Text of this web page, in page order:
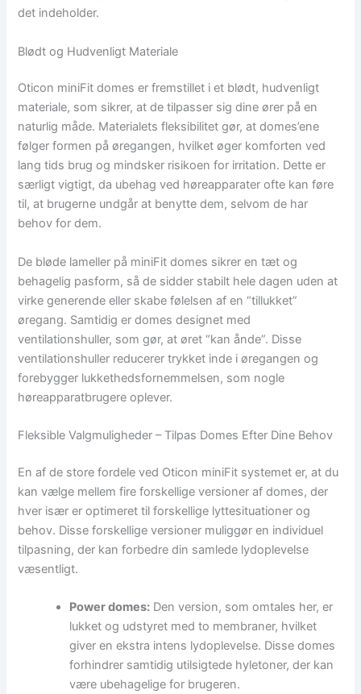
det indeholder.
Blødt og Hudvenligt Materiale
Oticon miniFit domes er fremstillet i et blødt, hudvenligt
materiale, som sikrer, at de tilpasser sig dine ører på en
naturlig måde. Materialets fleksibilitet gør, at domes’ene
følger formen på øregangen, hvilket øger komforten ved
lang tids brug og mindsker risikoen for irritation. Dette er
særligt vigtigt, da ubehag ved høreapparater ofte kan føre
til, at brugerne undgår at benytte dem, selvom de har
behov for dem.
De bløde lameller på miniFit domes sikrer en tæt og
behagelig pasform, så de sidder stabilt hele dagen uden at
virke generende eller skabe følelsen af en “tillukket”
øregang. Samtidig er domes designet med
ventilationshuller, som gør, at øret “kan ånde”. Disse
ventilationshuller reducerer trykket inde i øregangen og
forebygger lukkethedsfornemmelsen, som nogle
høreapparatbrugere oplever.
Fleksible Valgmuligheder – Tilpas Domes Efter Dine Behov
En af de store fordele ved Oticon miniFit systemet er, at du
kan vælge mellem fire forskellige versioner af domes, der
hver især er optimeret til forskellige lyttesituationer og
behov. Disse forskellige versioner muliggør en individuel
tilpasning, der kan forbedre din samlede lydoplevelse
væsentligt.
Power domes: Den version, som omtales her, er
lukket og udstyret med to membraner, hvilket
giver en ekstra intens lydoplevelse. Disse domes
forhindrer samtidig utilsigtede hyletoner, der kan
være ubehagelige for brugeren.